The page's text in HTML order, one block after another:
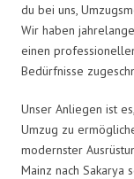
du bei uns,
Wir haben
einen
Bedürfnisse
Unser Anliegen ist
Umzug zu
modernster
Mainz nach Sakarya